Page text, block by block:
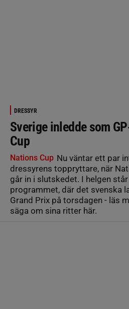
DRESSYR
Sverige inledde som
Cup
Nations Cup Nu väntar ett par
dressyrens toppryttare, när
går in i slutskedet. I helgen
programmet, där det svenska
Grand Prix på torsdagen - läs
säga om sina ritter här.